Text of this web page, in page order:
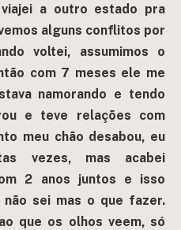
a outro estado pra
alguns conflitos por
voltei, assumimos o
com 7 meses ele me
namorando e tendo
e teve relações com
meu chão desabou, eu
vezes, mas acabei
2 anos juntos e isso
não sei mas o que fazer.
que os olhos veem, só